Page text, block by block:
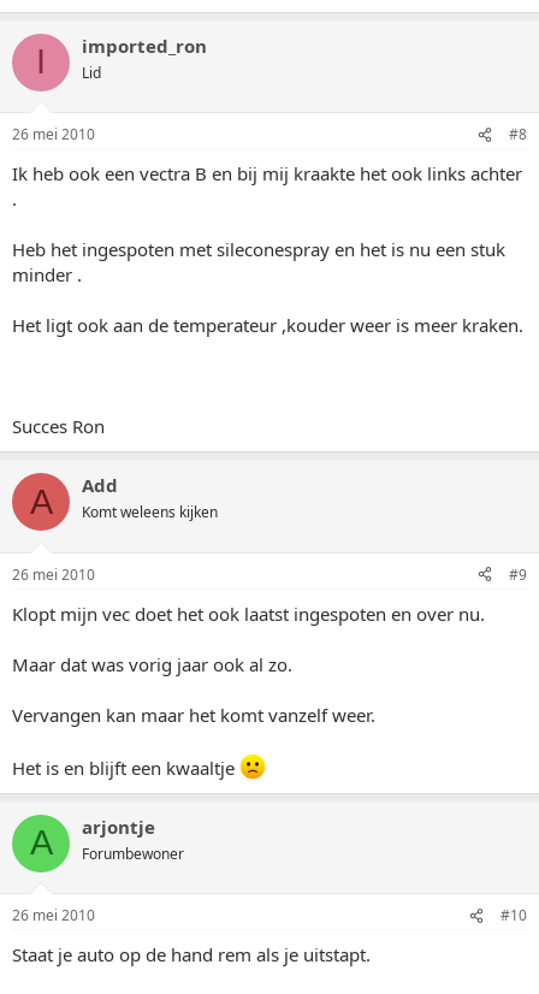
I imported_ron
Lid
26 mei 2010 #8
Ik heb ook een vectra B en bij mij kraakte het ook links achter
.
Heb het ingespoten met sileconespray en het is nu een stuk
minder .
Het ligt ook aan de temperateur ,kouder weer is meer kraken.
Succes Ron
A Add
Komt weleens kijken
26 mei 2010 #9
Klopt mijn vec doet het ook laatst ingespoten en over nu.
Maar dat was vorig jaar ook al zo.
Vervangen kan maar het komt vanzelf weer.
Het is en blijft een kwaaltje
A arjontje
Forumbewoner
26 mei 2010 #10
Staat je auto op de hand rem als je uitstapt.